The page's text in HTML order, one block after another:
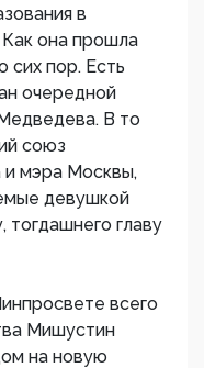
в
она прошла
сих пор. Есть
очередной
В то
союз
и мэра Москвы,
девушкой
тогдашнего главу
всего
Мишустин
на новую